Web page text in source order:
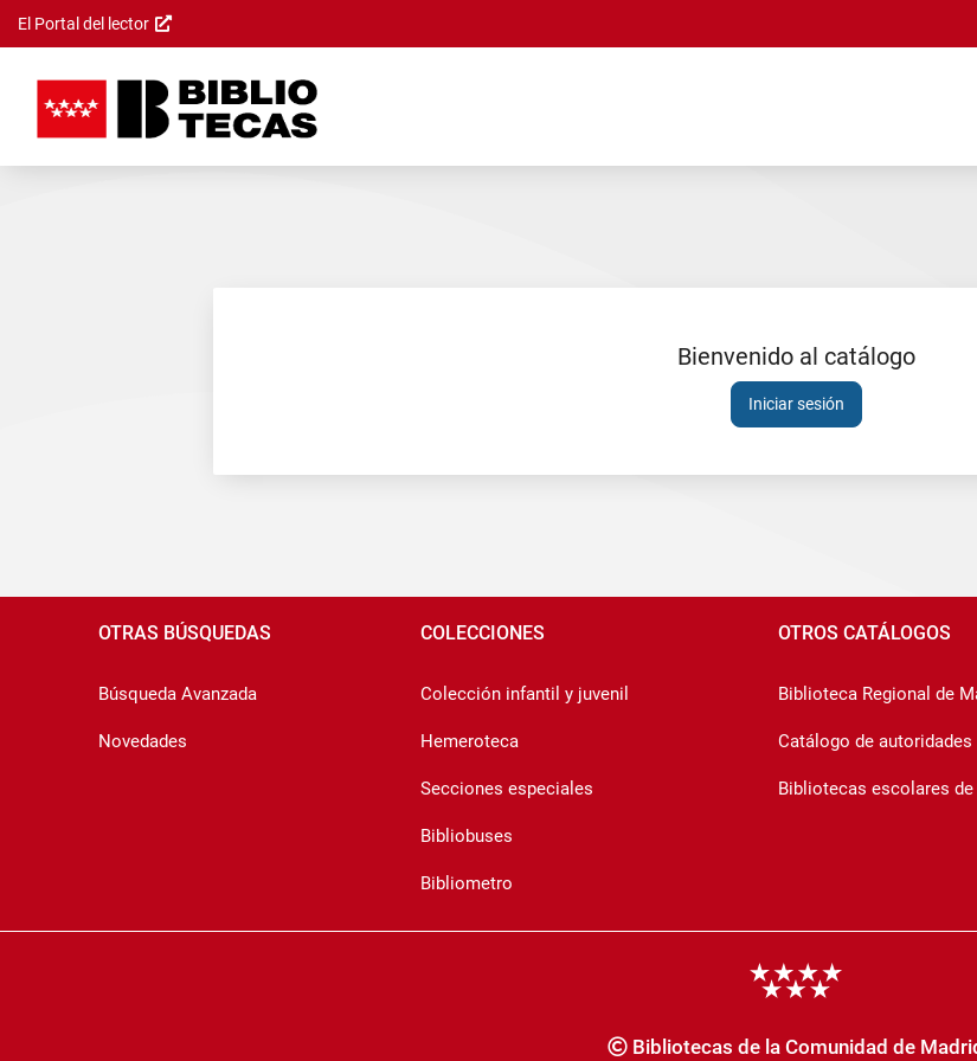
Saltar al
principal
El Portal del lector
Sesión
expirada
Bienvenido al catálogo
Iniciar sesión
OTRAS BÚSQUEDAS
Búsqueda Avanzada
Novedades
COLECCIONES
Colección infantil y juvenil
Hemeroteca
Secciones especiales
Bibliobuses
Bibliometro
OTROS CATÁLOGOS
Biblioteca Regional de
Catálogo de autoridades
Bibliotecas escolares
Bibliotecas de la Comunidad de